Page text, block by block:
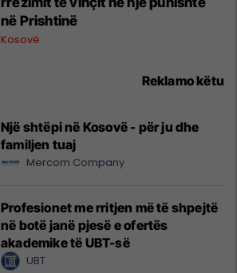
në Prishtinë
Kosovë
Reklamo këtu
Një shtëpi në Kosovë - për ju dhe
familjen tuaj
Mercom Company
Profesionet me rritjen më të shpejtë
në botë janë pjesë e ofertës
akademike të UBT-së
UBT